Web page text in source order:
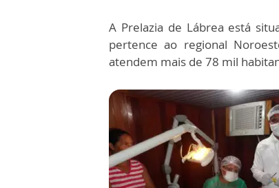
A Prelazia de Lábrea está
pertence ao regional
atendem mais de 78 mil